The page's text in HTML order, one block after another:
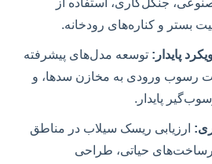
بستر و کناره‌های رودخانه.
پایدار: توسعه مدل‌های پیشرفته
رسوب ورودی به مخازن سدها، و
پایدار.
ارزیابی ریسک سیلاب در مناطق
حیاتی، طراحی